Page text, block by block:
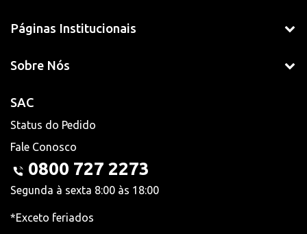
Páginas Institucionais
Sobre Nós
SAC
Status do Pedido
Fale Conosco
0800 727 2273
Segunda à sexta 8:00 às 18:00
*Exceto feriados